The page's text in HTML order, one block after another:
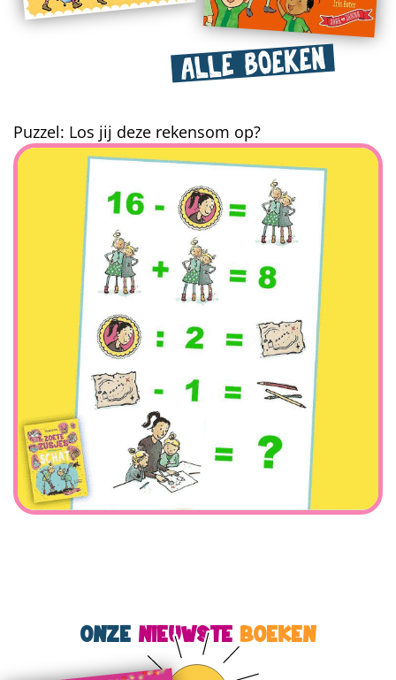
ALLE BOEKEN
Puzzel: Los jij deze rekensom op?
ONZE NIEUWSTE BOEKEN